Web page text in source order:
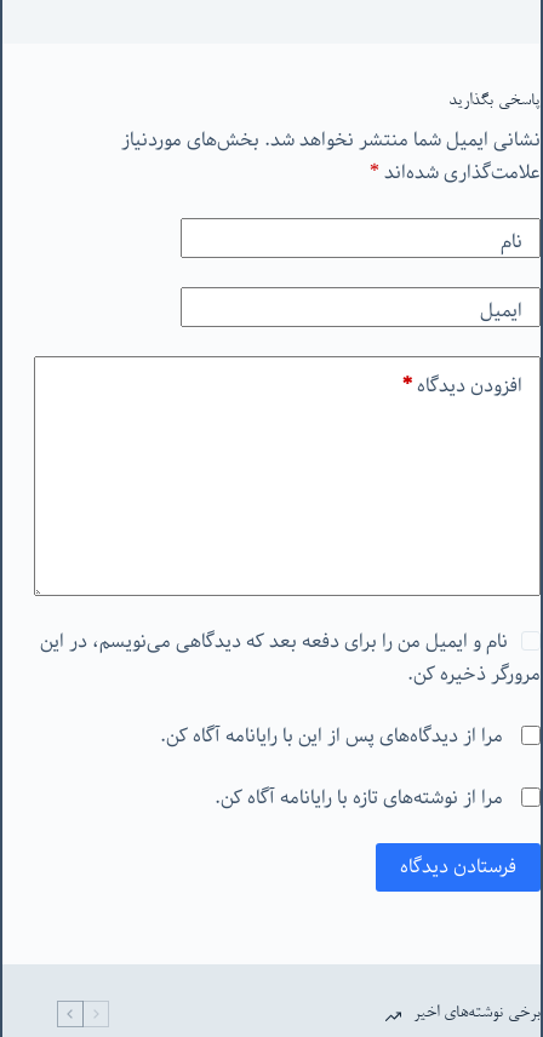
پاسخی بگذارید
نشانی ایمیل شما منتشر نخواهد شد. بخش‌های موردنیاز
علامت‌گذاری شده‌اند*
نام
ایمیل
افزودن دیدگاه*
نام و ایمیل من را برای دفعه بعد که دیدگاهی می‌نویسم، در این
مرورگر ذخیره کن.
مرا از دیدگاه‌های پس از این با رایانامه آگاه کن.
مرا از نوشته‌های تازه با رایانامه آگاه کن.
فرستادن دیدگاه
برخی نوشته‌های اخیر